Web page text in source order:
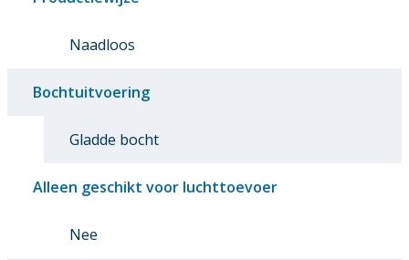
Naadloos
Bochtuitvoering
Gladde bocht
Alleen geschikt voor luchttoevoer
Nee